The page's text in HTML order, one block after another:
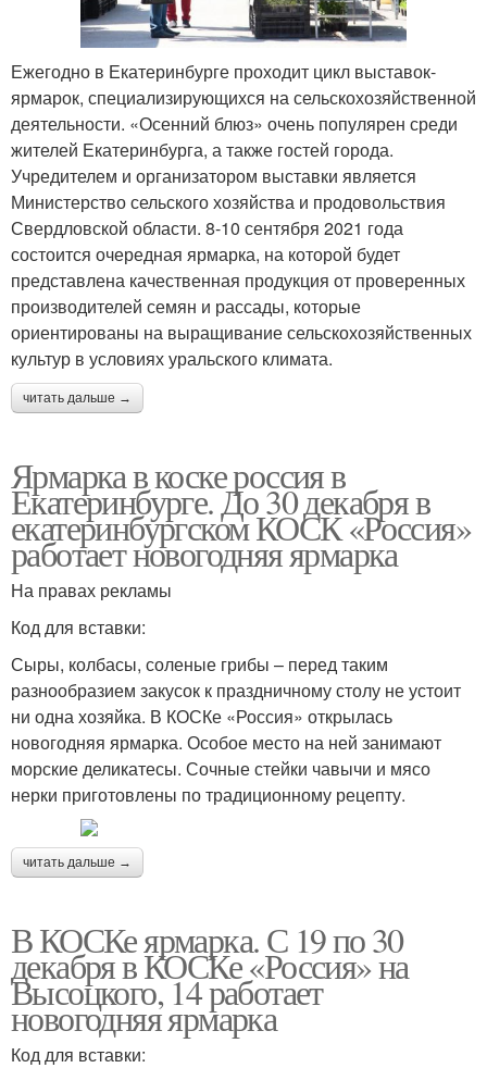
Ежегодно в Екатеринбурге проходит цикл выставок-
ярмарок, специализирующихся на сельскохозяйственной
деятельности. «Осенний блюз» очень популярен среди
жителей Екатеринбурга, а также гостей города.
Учредителем и организатором выставки является
Министерство сельского хозяйства и продовольствия
Свердловской области. 8-10 сентября 2021 года
состоится очередная ярмарка, на которой будет
представлена качественная продукция от проверенных
производителей семян и рассады, которые
ориентированы на выращивание сельскохозяйственных
культур в условиях уральского климата.
читать дальше →
Ярмарка в коске россия в
Екатеринбурге. До 30 декабря в
екатеринбургском КОСК «Россия»
работает новогодняя ярмарка
На правах рекламы
Код для вставки:
Сыры, колбасы, соленые грибы – перед таким
разнообразием закусок к праздничному столу не устоит
ни одна хозяйка. В КОСКе «Россия» открылась
новогодняя ярмарка. Особое место на ней занимают
морские деликатесы. Сочные стейки чавычи и мясо
нерки приготовлены по традиционному рецепту.
читать дальше →
В КОСКе ярмарка. С 19 по 30
декабря в КОСКе «Россия» на
Высоцкого, 14 работает
новогодняя ярмарка
Код для вставки: